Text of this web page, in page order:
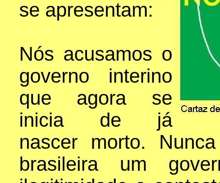
se apresentam:
Nós acusamos o
governo interino
que agora se
inicia de já
nascer morto.
brasileira um